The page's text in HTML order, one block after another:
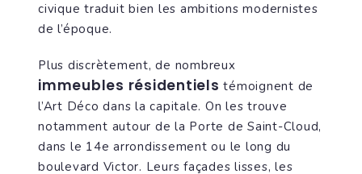
civique traduit bien les ambitions modernistes
de l’époque.
Plus discrètement, de nombreux
immeubles résidentiels témoignent de
l’Art Déco dans la capitale. On les trouve
notamment autour de la Porte de Saint-Cloud,
dans le 14e arrondissement ou le long du
boulevard Victor. Leurs façades lisses, les